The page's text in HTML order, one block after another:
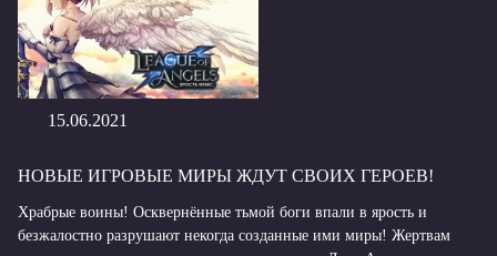
15.06.2021
НОВЫЕ ИГРОВЫЕ МИРЫ ЖДУТ СВОИХ ГЕРОЕВ!
Храбрые воины! Осквернённые тьмой боги впали в ярость и
безжалостно разрушают некогда созданные ими миры! Жертвам